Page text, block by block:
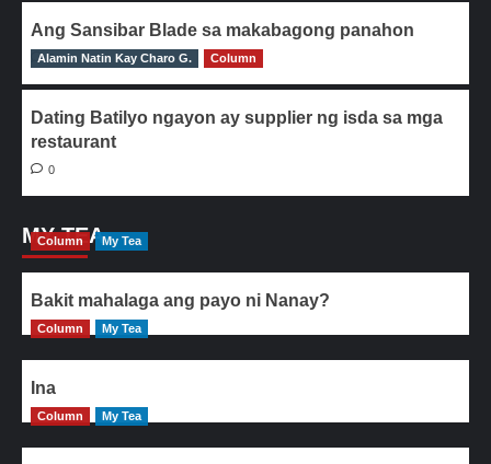
Ang Sansibar Blade sa makabagong panahon
0
Alamin Natin Kay Charo G. Column
Dating Batilyo ngayon ay supplier ng isda sa mga
restaurant
0
MY TEA
Column My Tea
Bakit mahalaga ang payo ni Nanay?
Column My Tea
Ina
Column My Tea